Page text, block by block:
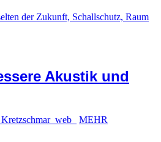
Akustik und
MEHR